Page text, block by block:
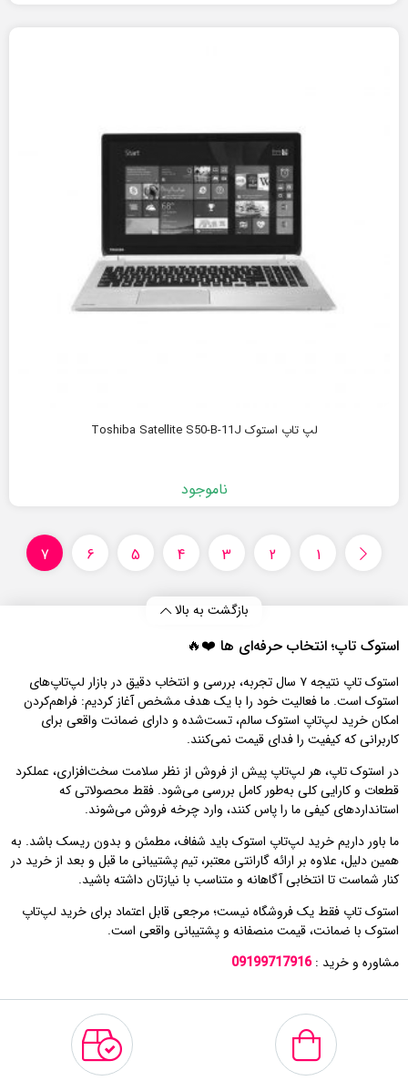
لپ تاپ استوک Toshiba Satellite S50-B-11J
ناموجود
1
2
3
4
5
6
7
بازگشت به بالا
استوک تاپ؛ انتخاب حرفه‌ای‌ ها ❤️🔥
استوک تاپ نتیجه ۷ سال تجربه، بررسی و انتخاب دقیق در بازار لپ‌تاپ‌های
استوک است. ما فعالیت خود را با یک هدف مشخص آغاز کردیم: فراهم‌کردن
امکان خرید لپ‌تاپ استوک سالم، تست‌شده و دارای ضمانت واقعی برای
کاربرانی که کیفیت را فدای قیمت نمی‌کنند.
در استوک تاپ، هر لپ‌تاپ پیش از فروش از نظر سلامت سخت‌افزاری، عملکرد
قطعات و کارایی کلی به‌طور کامل بررسی می‌شود. فقط محصولاتی که
استانداردهای کیفی ما را پاس کنند، وارد چرخه فروش می‌شوند.
ما باور داریم خرید لپ‌تاپ استوک باید شفاف، مطمئن و بدون ریسک باشد. به
همین دلیل، علاوه بر ارائه گارانتی معتبر، تیم پشتیبانی ما قبل و بعد از خرید در
کنار شماست تا انتخابی آگاهانه و متناسب با نیازتان داشته باشید.
استوک تاپ فقط یک فروشگاه نیست؛ مرجعی قابل اعتماد برای خرید لپ‌تاپ
استوک با ضمانت، قیمت منصفانه و پشتیبانی واقعی است.
مشاوره و خرید :09199717916